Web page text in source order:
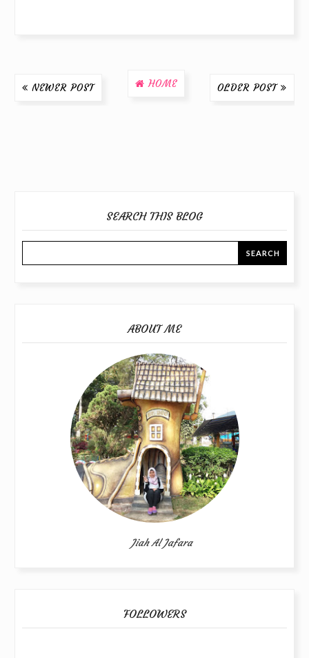
NEWER POST OLDER POST
HOME
SEARCH THIS BLOG
ABOUT ME
Jiah Al Jafara
FOLLOWERS